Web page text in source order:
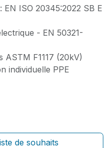
ISO 20345:2022 SB E
- EN 50321-
ASTM F1117 (20kV)
individuelle PPE
de souhaits